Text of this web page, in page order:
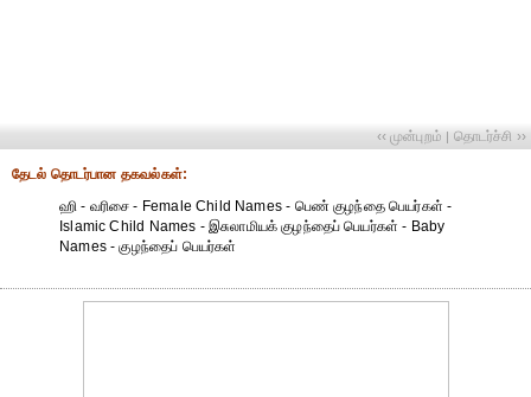
‹‹ முன்புறம் | தொடர்ச்சி ››
தேட‌ல் தொட‌ர்பான தகவ‌ல்க‌ள்:
ஹி - வரிசை - Female Child Names - பெண் குழந்தை பெயர்கள் -
Islamic Child Names - இசுலாமியக் குழந்தைப் பெயர்கள் - Baby
Names - குழந்தைப் பெயர்கள்